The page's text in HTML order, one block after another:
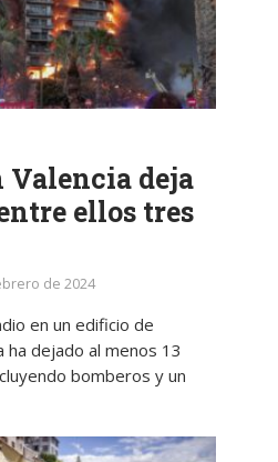
Valencia deja
ellos tres
de 2024
en un edificio de
ha dejado al menos 13
bomberos y un